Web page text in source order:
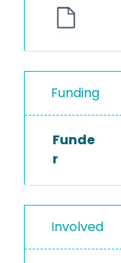
Funding
Funde
r
Involved